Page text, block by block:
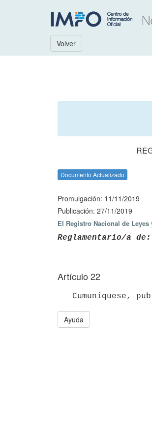
Volver
Documento Actualizado
Promulgación: 11/11/2019
Publicación: 27/11/2019
El Registro Nacional de
Reglamentario/a de:
Artículo 22
Ayuda